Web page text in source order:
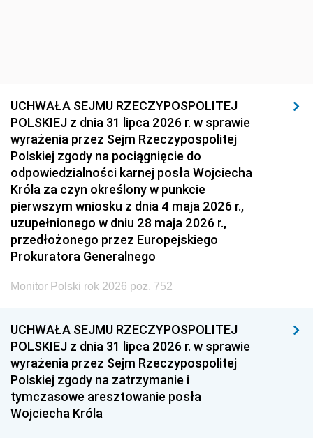
UCHWAŁA SEJMU RZECZYPOSPOLITEJ
POLSKIEJ z dnia 31 lipca 2026 r. w sprawie
wyrażenia przez Sejm Rzeczypospolitej
Polskiej zgody na pociągnięcie do
odpowiedzialności karnej posła Wojciecha
Króla za czyn określony w punkcie
pierwszym wniosku z dnia 4 maja 2026 r.,
uzupełnionego w dniu 28 maja 2026 r.,
przedłożonego przez Europejskiego
Prokuratora Generalnego
Monitor Polski rok 2026 poz. 752
UCHWAŁA SEJMU RZECZYPOSPOLITEJ
POLSKIEJ z dnia 31 lipca 2026 r. w sprawie
wyrażenia przez Sejm Rzeczypospolitej
Polskiej zgody na zatrzymanie i
tymczasowe aresztowanie posła
Wojciecha Króla